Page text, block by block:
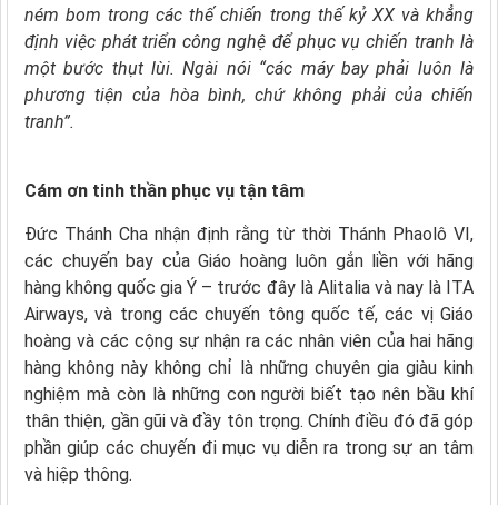
ném bom trong các thế chiến trong thế kỷ XX và khẳng
định việc phát triển công nghệ để phục vụ chiến tranh là
một bước thụt lùi. Ngài nói “các máy bay phải luôn là
phương tiện của hòa bình, chứ không phải của chiến
tranh”.
Cám ơn tinh thần phục vụ tận tâm
Đức Thánh Cha nhận định rằng từ thời Thánh Phaolô VI,
các chuyến bay của Giáo hoàng luôn gắn liền với hãng
hàng không quốc gia Ý – trước đây là Alitalia và nay là ITA
Airways, và trong các chuyến tông quốc tế, các vị Giáo
hoàng và các cộng sự nhận ra các nhân viên của hai hãng
hàng không này không chỉ là những chuyên gia giàu kinh
nghiệm mà còn là những con người biết tạo nên bầu khí
thân thiện, gần gũi và đầy tôn trọng. Chính điều đó đã góp
phần giúp các chuyến đi mục vụ diễn ra trong sự an tâm
và hiệp thông.